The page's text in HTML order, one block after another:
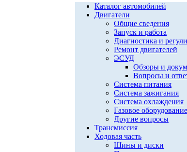
Каталог автомобилей
Двигатели
Общие сведения
Запуск и работа
Диагностика и
Ремонт двигателей
ЭСУД
Обзоры и
Вопросы и
Система питания
Система зажигания
Система охлаждения
Газовое оборудование
Другие вопросы
Трансмиссия
Ходовая часть
Шины и диски